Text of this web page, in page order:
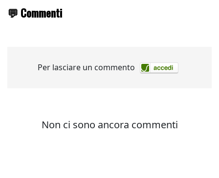
💬 Commenti